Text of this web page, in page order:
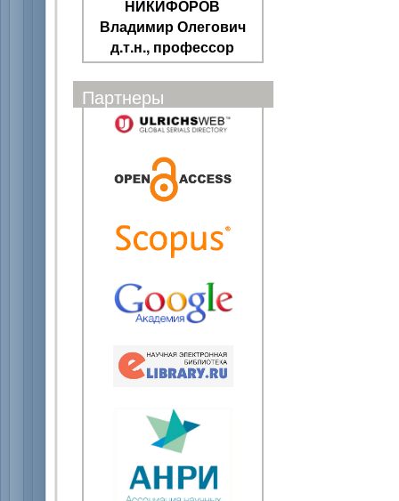
НИКИФОРОВ
Владимир Олегович
д.т.н., профессор
Партнеры